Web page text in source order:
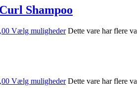
Shampoo
Vælg muligheder Dette vare har flere
Vælg muligheder Dette vare har flere